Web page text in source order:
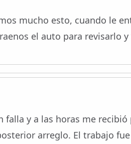
mucho esto, cuando le
el auto para revisarlo
y a las horas me
arreglo. El trabajo